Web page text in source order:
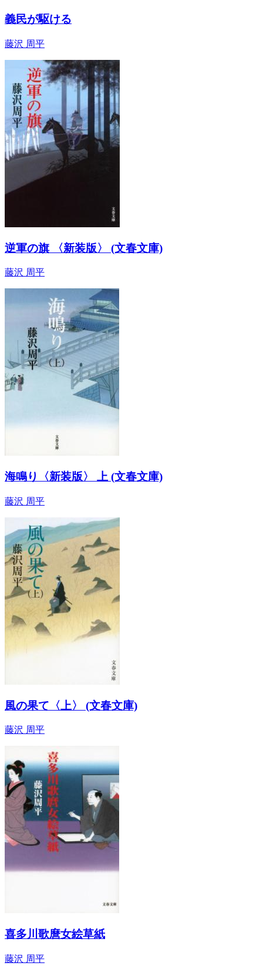
義民が駆ける
藤沢 周平
逆軍の旗 〈新装版〉 (文春文庫)
藤沢 周平
海鳴り〈新装版〉 上 (文春文庫)
藤沢 周平
風の果て〈上〉 (文春文庫)
藤沢 周平
喜多川歌麿女絵草紙
藤沢 周平